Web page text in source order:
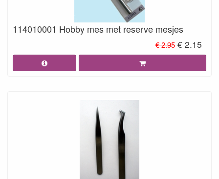
114010001 Hobby mes met reserve mesjes
€ 2.95 € 2.15